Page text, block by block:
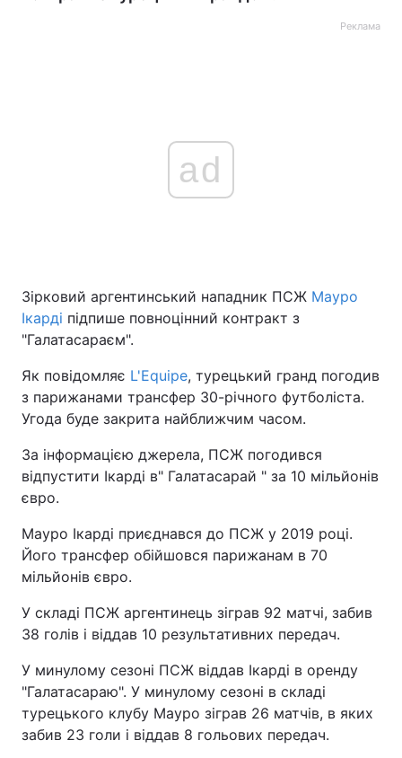
Реклама
ad
Зірковий аргентинський нападник ПСЖ Мауро
Ікарді підпише повноцінний контракт з
"Галатасараєм".
Як повідомляє L'Equipe, турецький гранд погодив
з парижанами трансфер 30-річного футболіста.
Угода буде закрита найближчим часом.
За інформацією джерела, ПСЖ погодився
відпустити Ікарді в" Галатасарай " за 10 мільйонів
євро.
Мауро Ікарді приєднався до ПСЖ у 2019 році.
Його трансфер обійшовся парижанам в 70
мільйонів євро.
У складі ПСЖ аргентинець зіграв 92 матчі, забив
38 голів і віддав 10 результативних передач.
У минулому сезоні ПСЖ віддав Ікарді в оренду
"Галатасараю". У минулому сезоні в складі
турецького клубу Мауро зіграв 26 матчів, в яких
забив 23 голи і віддав 8 гольових передач.